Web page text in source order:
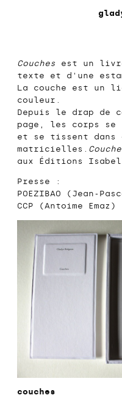
Couches est un
texte et d'une
La couche est un
couleur.
Depuis le drap de
page, les corps se
et se tissent dans
matricielles.
aux Éditions
Presse :
POEZIBAO (Jean-
CCP (Antoime Emaz)
couches